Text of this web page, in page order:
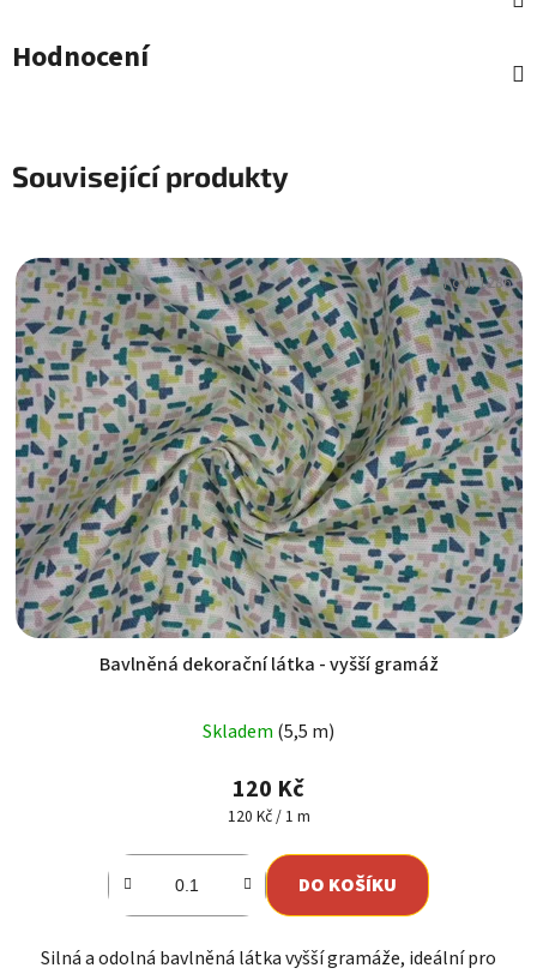
Hodnocení
Související produkty
Bavlněná dekorační látka - vyšší gramáž
Skladem (5,5 m)
120 Kč
Měrná
120 Kč / 1 m
DO KOŠÍKU
Silná a odolná bavlněná látka vyšší gramáže, ideální pro
Kód:1286